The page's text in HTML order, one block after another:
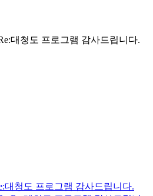
대청도 프로그램 감사드립니다.
대청도 프로그램 감사드립니다.